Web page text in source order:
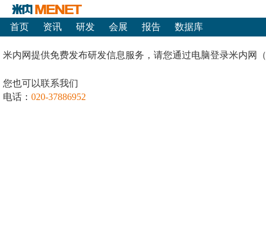
首页 资讯 研发 会展 报告 数据库
米内网提供免费发布研发信息服务，请您通过电脑登录米内网（
您也可以联系我们
电话： 020-37886952